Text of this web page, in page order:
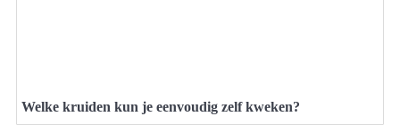
Welke kruiden kun je eenvoudig zelf kweken?